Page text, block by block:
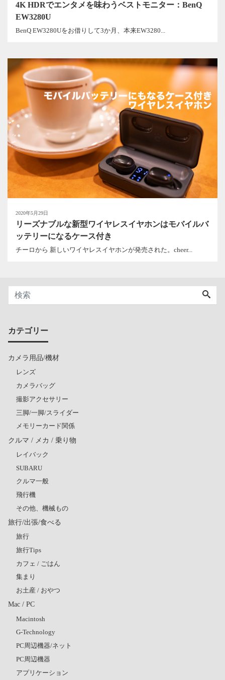
4K HDRでエンタメを味わうベストモニター：BenQ
EW3280U
BenQ EW3280Uをお借りして3か月、本来EW3280...
2020年5月29日
リーズナブルな新型ワイヤレスイヤホンはモバイルバ
ッテリーになるケース付き
チーロから 新しいワイヤレスイヤホンが発売された。cheer...
カテゴリー
カメラ用品/機材
レンズ
カメラバッグ
撮影アクセサリー
三脚/一脚/スライダー
メモリーカード関係
クルマ / メカ / 乗り物
レイバック
SUBARU
クルマ一般
飛行機
その他、機械もの
旅行/出張/食べる
旅行
旅行Tips
カフェ / ごはん
集まり
お土産 / おやつ
Mac / PC
Macintosh
G-Technology
PC周辺機器/ネット
PC周辺機器
アプリケーション